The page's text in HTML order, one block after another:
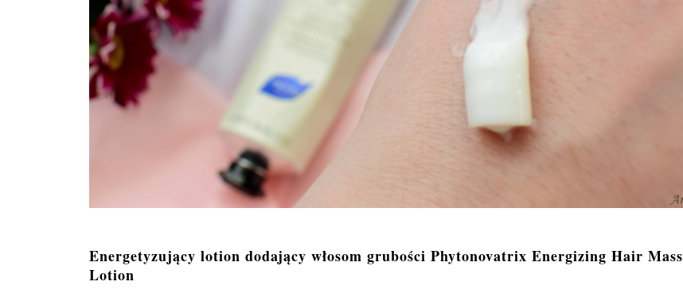
Energetyzujący lotion dodający włosom grubości Phytonovatrix Energizing Hair Mass
Lotion